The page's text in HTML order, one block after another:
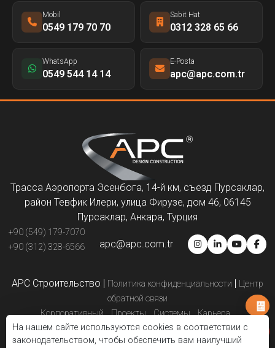
На нашем сайте используются cookies в соответствии с
законодательством, чтобы обеспечить вам наилучший
Mobil
0549 179 70 70
Sabit Hat
0312 328 65 66
WhatsApp
0549 544 14 14
E-Posta
apc@apc.com.tr
Трасса Аэропорта Эсенбога, 14-й км, съезд Пурсаклар,
район Тевфик Илери, улица Фирузе, дом 46, 06145
Пурсаклар, Анкара, Турция
+90 (549) 179-7070
+90 (312) 328-6566
apc@apc.com.tr
APC Строительство | Политика конфиденциальности | Центр
обратной связи
Корпоративный
Проекты Системы
Карьера
Партнёры по решениям
Презентации
Свяжитесь с нами
Электронный каталог
Блог